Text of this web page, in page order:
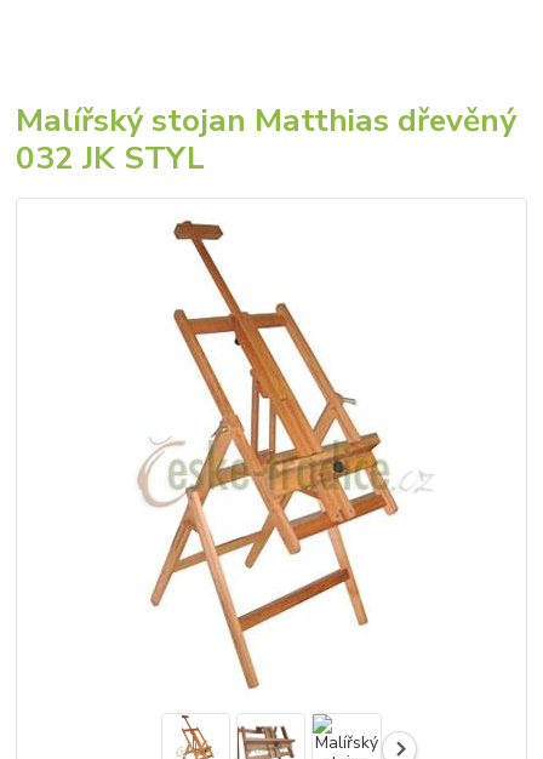
Malířský stojan Matthias dřevěný
032 JK STYL